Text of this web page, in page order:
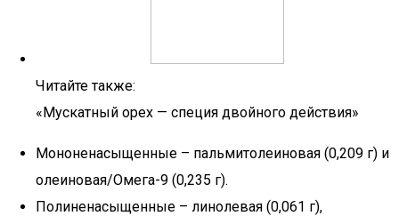
Читайте также:
«Мускатный орех — специя двойного действия»
Мононенасыщенные – пальмитолеиновая (0,209 г) и
олеиновая/Омега-9 (0,235 г).
Полиненасыщенные – линолевая (0,061 г),